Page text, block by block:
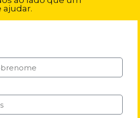
ajudar.